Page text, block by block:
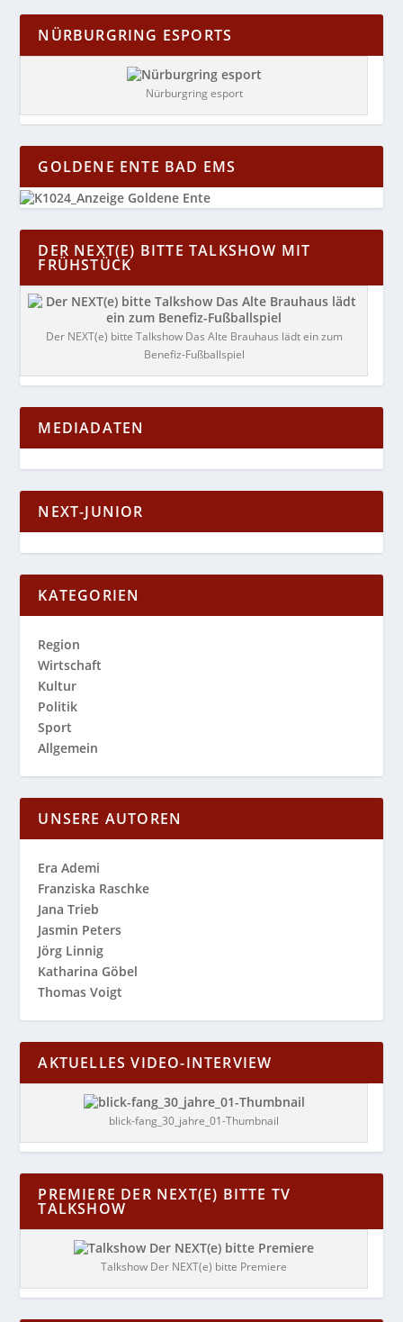
NÜRBURGRING ESPORTS
Nürburgring esport
GOLDENE ENTE BAD EMS
DER NEXT(E) BITTE TALKSHOW MIT
FRÜHSTÜCK
Der NEXT(e) bitte Talkshow Das Alte Brauhaus lädt ein zum
Benefiz-Fußballspiel
MEDIADATEN
NEXT-JUNIOR
KATEGORIEN
Region
Wirtschaft
Kultur
Politik
Sport
Allgemein
UNSERE AUTOREN
Era Ademi
Franziska Raschke
Jana Trieb
Jasmin Peters
Jörg Linnig
Katharina Göbel
Thomas Voigt
AKTUELLES VIDEO-INTERVIEW
blick-fang_30_jahre_01-Thumbnail
PREMIERE DER NEXT(E) BITTE TV
TALKSHOW
Talkshow Der NEXT(e) bitte Premiere